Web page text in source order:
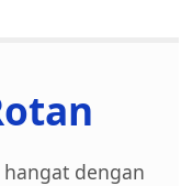
dengan